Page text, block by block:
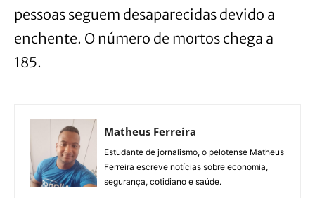
pessoas seguem desaparecidas devido a
enchente. O número de mortos chega a
185.
Matheus Ferreira
Estudante de jornalismo, o pelotense Matheus
Ferreira escreve notícias sobre economia,
segurança, cotidiano e saúde.